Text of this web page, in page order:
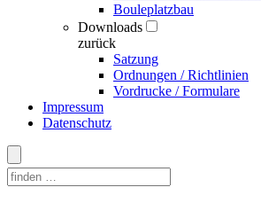
Bouleplatzbau
Downloads
zurück
Satzung
Ordnungen / Richtlinien
Vordrucke / Formulare
Impressum
Datenschutz